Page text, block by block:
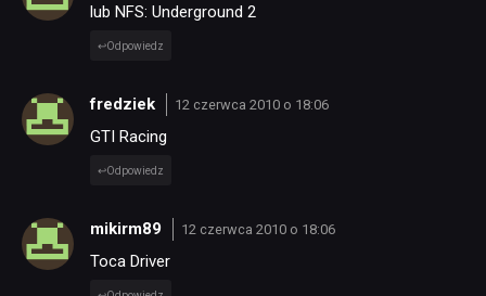
lub NFS: Underground 2
Odpowiedz
fredziek 12 czerwca 2010 o 18:06
GTI Racing
Odpowiedz
mikirm89 12 czerwca 2010 o 18:06
Toca Driver